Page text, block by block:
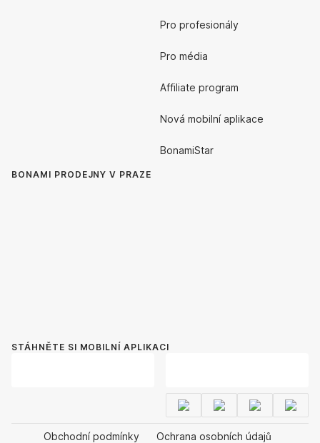
Pro profesionály
Pro média
Affiliate program
Nová mobilní aplikace
BonamiStar
BONAMI PRODEJNY V PRAZE
STÁHNĚTE SI MOBILNÍ APLIKACI
Obchodní podmínky Ochrana osobních údajů